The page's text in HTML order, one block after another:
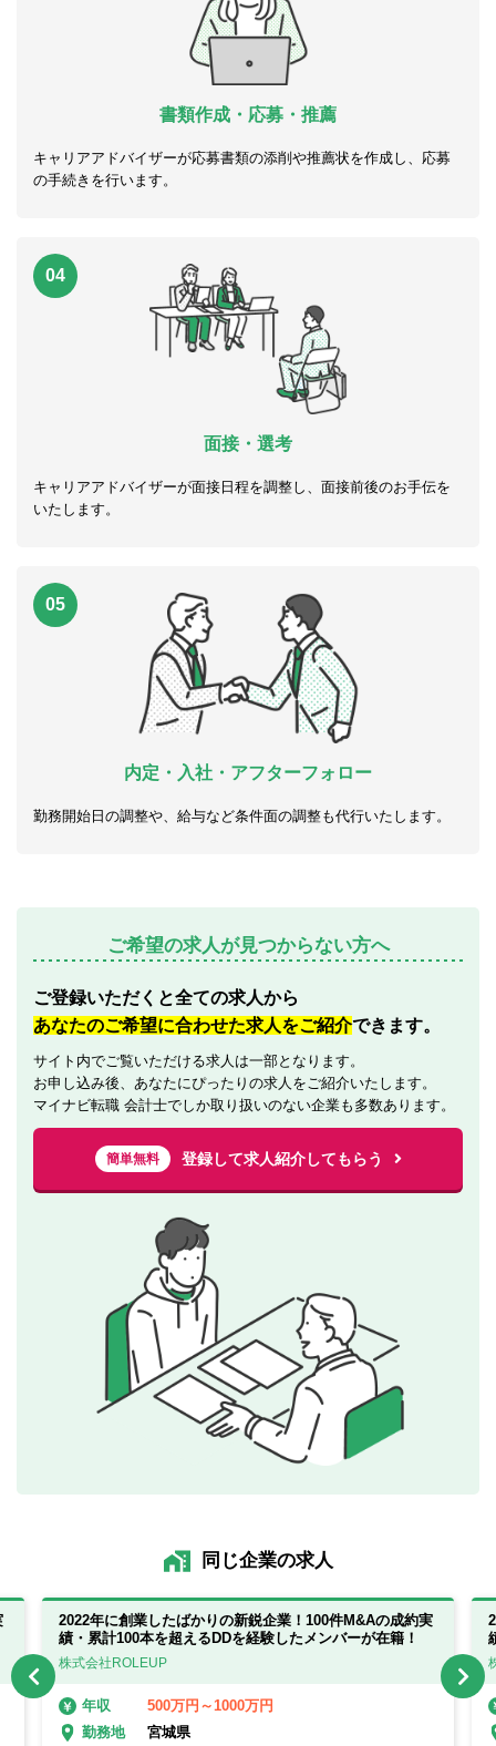
書類作成・応募・推薦
キャリアアドバイザーが応募書類の添削や推薦状を作成し、応募
の手続きを行います。
04
面接・選考
キャリアアドバイザーが面接日程を調整し、面接前後のお手伝を
いたします。
05
内定・入社・アフターフォロー
勤務開始日の調整や、給与など条件面の調整も代行いたします。
ご希望の求人が見つからない方へ
ご登録いただくと全ての求人から
あなたのご希望に合わせた求人をご紹介できます。
サイト内でご覧いただける求人は一部となります。
お申し込み後、あなたにぴったりの求人をご紹介いたします。
マイナビ転職 会計士でしか取り扱いのない企業も多数あります。
簡単無料 登録して求人紹介してもらう
同じ企業の求人
2022年に創業したばかりの新鋭企業！100件M&Aの成約実
績・累計100本を超えるDDを経験したメンバーが在籍！
株式会社ROLEUP
年収
500万円～1000万円
勤務地
宮城県